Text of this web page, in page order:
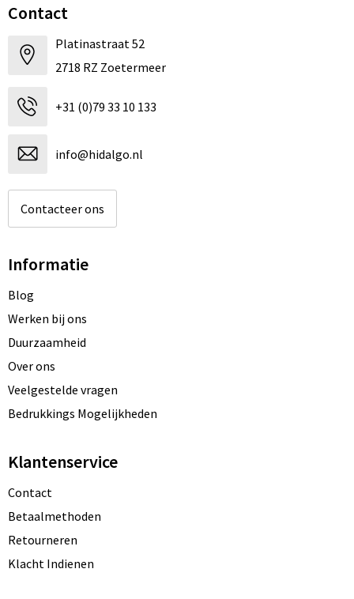
Contact
Platinastraat 52
2718 RZ Zoetermeer
+31 (0)79 33 10 133
info@hidalgo.nl
Contacteer ons
Informatie
Blog
Werken bij ons
Duurzaamheid
Over ons
Veelgestelde vragen
Bedrukkings Mogelijkheden
Klantenservice
Contact
Betaalmethoden
Retourneren
Klacht Indienen